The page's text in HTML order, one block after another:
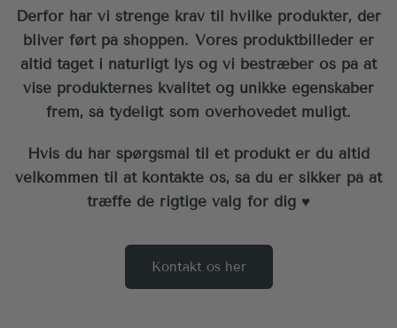
Derfor har vi strenge krav til hvilke produkter, der
bliver ført på shoppen. Vores produktbilleder er
altid taget i naturligt lys og vi bestræber os på at
vise produkternes kvalitet og unikke egenskaber
frem, så tydeligt som overhovedet muligt.
Hvis du har spørgsmål til et produkt er du altid
velkommen til at kontakte os, så du er sikker på at
træffe de rigtige valg for dig ♥︎
Kontakt os her